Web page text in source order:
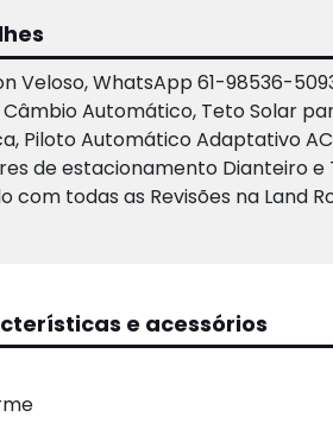
Veloso, WhatsApp 61-98536-
Câmbio Automático, Teto Solar
Piloto Automático Adaptativo
de estacionamento Dianteiro e
com todas as Revisões na Land
e acessórios